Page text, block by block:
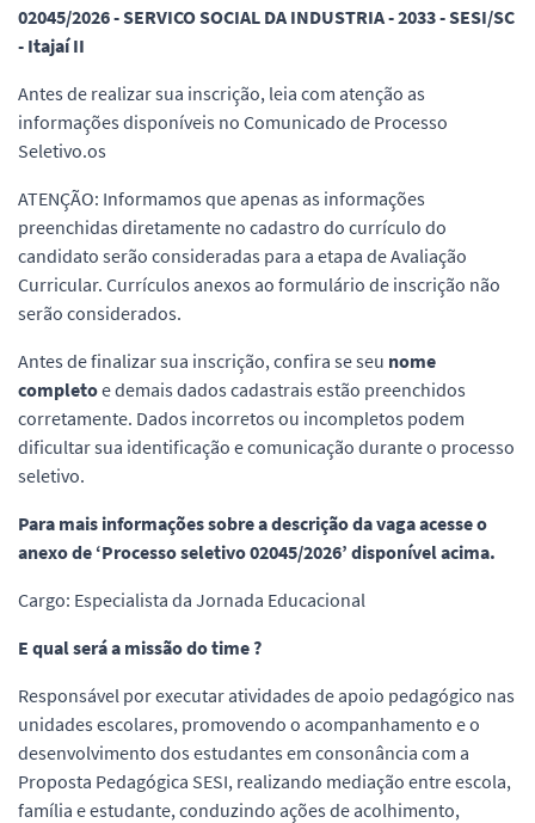
02045/2026 - SERVICO SOCIAL DA INDUSTRIA - 2033 - SESI/SC
- Itajaí II
Antes de realizar sua inscrição, leia com atenção as
informações disponíveis no Comunicado de Processo
Seletivo.os
ATENÇÃO: Informamos que apenas as informações
preenchidas diretamente no cadastro do currículo do
candidato serão consideradas para a etapa de Avaliação
Curricular. Currículos anexos ao formulário de inscrição não
serão considerados.
Antes de finalizar sua inscrição, confira se seu nome
completoe demais dados cadastrais estão preenchidos
corretamente. Dados incorretos ou incompletos podem
dificultar sua identificação e comunicação durante o processo
seletivo.
Para mais informações sobre a descrição da vaga acesse o
anexo de ‘Processo seletivo 02045/2026’ disponível acima.
Cargo: Especialista da Jornada Educacional
E qual será a missão do time ?
Responsável por executar atividades de apoio pedagógico nas
unidades escolares, promovendo o acompanhamento e o
desenvolvimento dos estudantes em consonância com a
Proposta Pedagógica SESI, realizando mediação entre escola,
família e estudante, conduzindo ações de acolhimento,